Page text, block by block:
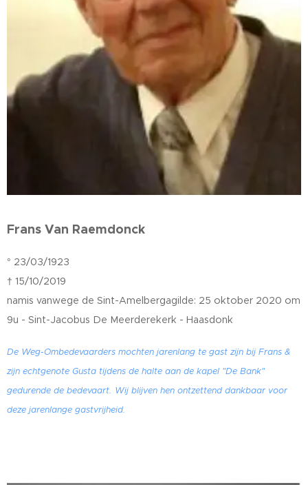
Frans Van Raemdonck
° 23/03/1923
† 15/10/2019
namis vanwege de Sint-Amelbergagilde: 25 oktober 2020 om
9u - Sint-Jacobus De Meerderekerk - Haasdonk
De Weg-Ombedevaarders mochten jarenlang te gast zijn bij Frans &
zijn echtgenote Gusta tijdens de halte aan de kapel "De Bank"
gedurende de bedevaart. Wij blijven hen ontzettend dankbaar voor
deze jarenlange gastvrijheid.